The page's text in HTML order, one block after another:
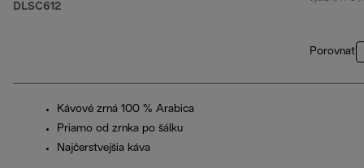
DLSC612
Porovnať
Kávové zrná 100 % Arabica
Priamo od zrnka po šálku
Najčerstvejšia káva